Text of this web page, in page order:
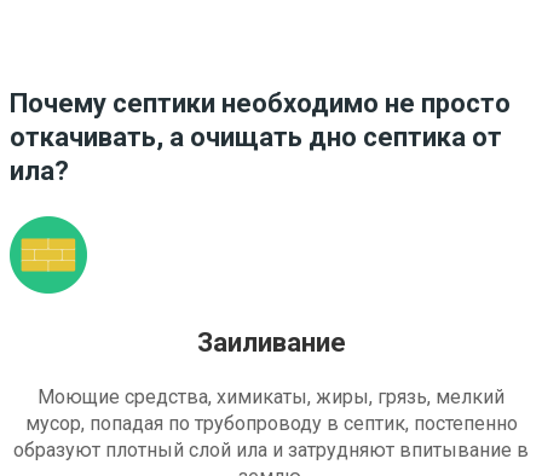
Почему септики необходимо не просто
откачивать, а очищать дно септика от
ила?
Заиливание
Моющие средства, химикаты, жиры, грязь, мелкий
мусор, попадая по трубопроводу в септик, постепенно
образуют плотный слой ила и затрудняют впитывание в